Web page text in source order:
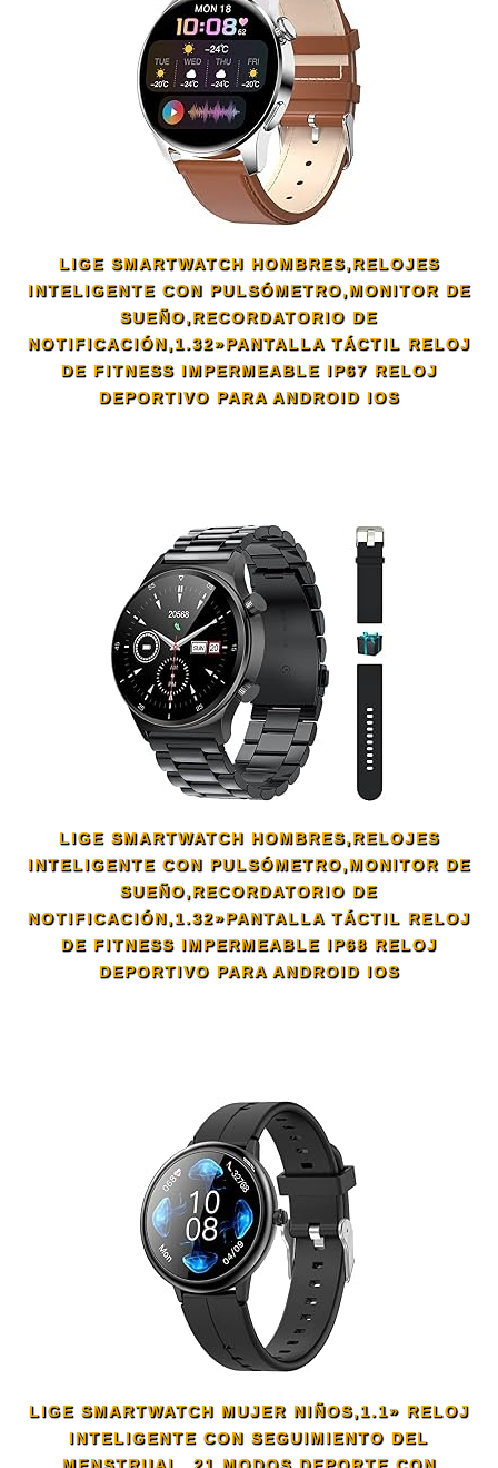
LIGE SMARTWATCH HOMBRES,RELOJES
INTELIGENTE CON PULSÓMETRO,MONITOR DE
SUEÑO,RECORDATORIO DE
NOTIFICACIÓN,1.32»PANTALLA TÁCTIL RELOJ
DE FITNESS IMPERMEABLE IP67 RELOJ
DEPORTIVO PARA ANDROID IOS
LIGE SMARTWATCH HOMBRES,RELOJES
INTELIGENTE CON PULSÓMETRO,MONITOR DE
SUEÑO,RECORDATORIO DE
NOTIFICACIÓN,1.32»PANTALLA TÁCTIL RELOJ
DE FITNESS IMPERMEABLE IP68 RELOJ
DEPORTIVO PARA ANDROID IOS
LIGE SMARTWATCH MUJER NIÑOS,1.1» RELOJ
INTELIGENTE CON SEGUIMIENTO DEL